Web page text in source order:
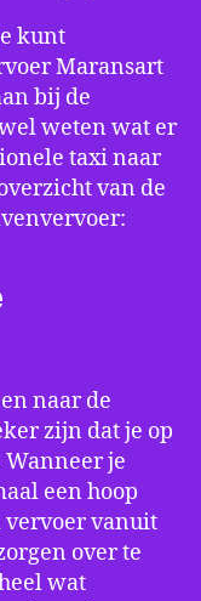
kunt
Maransart
bij de
weten wat er
taxi naar
van de
naar de
zijn dat je op
je
een hoop
vervoer vanuit
over te
wat